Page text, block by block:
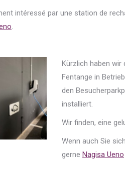
intéressé par une station de
.
Kürzlich haben wir
Fentange in
den
installiert.
Wir finden, eine
Wenn auch Sie
gerne Nagisa Ueno